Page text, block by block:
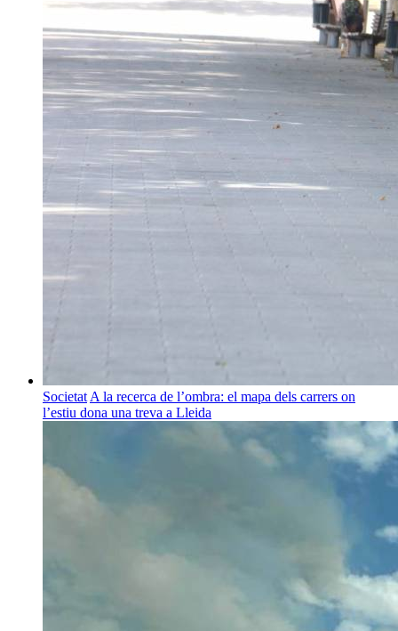
Societat A la recerca de l’ombra: el mapa dels carrers on
l’estiu dona una treva a Lleida